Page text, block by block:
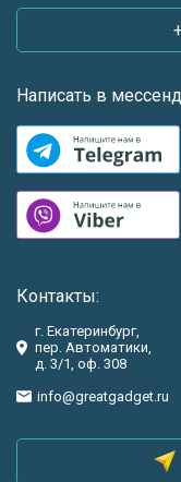
Написать в
Контакты:
г. Екатеринбург,
пер. Автоматики,
д. 3/1, оф. 308
info@greatgadget.ru